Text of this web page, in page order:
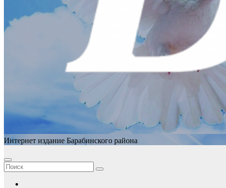
Интернет издание Барабинского района